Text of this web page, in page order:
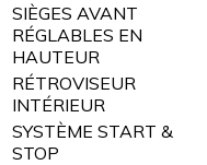
SIÈGES AVANT
RÉGLABLES EN
HAUTEUR
RÉTROVISEUR
INTÉRIEUR
SYSTÈME START &
STOP